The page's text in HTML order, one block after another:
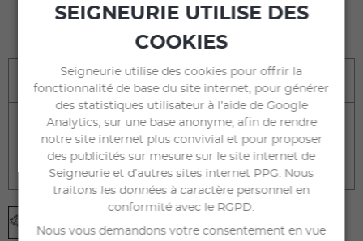
COMMANDER
Bénéfices
Destination
Caractéristiques techniques
SEIGNEURIE UTILISE DES
COOKIES
Seigneurie utilise des cookies pour offrir la
fonctionnalité de base du site internet, pour générer
des statistiques utilisateur à l’aide de Google
Analytics, sur une base anonyme, afin de rendre
notre site internet plus convivial et pour proposer
des publicités sur mesure sur le site internet de
Seigneurie et d’autres sites internet PPG. Nous
traitons les données à caractère personnel en
conformité avec le RGPD.
Nous vous demandons votre consentement en vue